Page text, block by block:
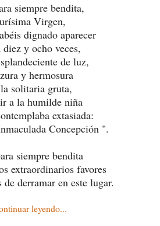
siempre bendita,
Virgen,
dignado aparecer
diez y ocho veces,
de luz,
y hermosura
solitaria gruta,
a la humilde niña
extasiada:
Concepción ".
siempre bendita
extraordinarios favores
de derramar en este lugar.
leyendo...